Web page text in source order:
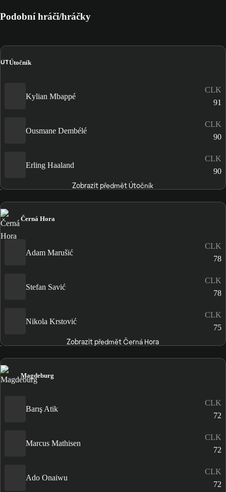
Podobní hráči/hráčky
ÚTÚtočník
Kylian Mbappé
CLK
91
Ousmane Dembélé
CLK
90
Erling Haaland
CLK
90
Zobrazit předmět Útočník
Černá Hora
Adam Marušić
CLK
78
Stefan Savić
CLK
78
Nikola Krstović
CLK
75
Zobrazit předmět Černá Hora
Magdeburg
Barış Atik
CLK
72
Marcus Mathisen
CLK
72
Ado Onaiwu
CLK
72